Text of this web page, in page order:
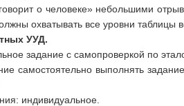
о человеке» небольшими
охватывать все уровни таблицы
УУД.
задание с самопроверкой по
самостоятельно выполнять
индивидуальное.